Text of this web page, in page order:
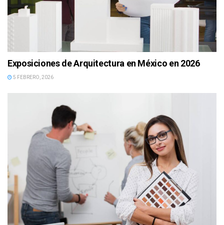
Exposiciones de Arquitectura en México en 2026
5 FEBRERO, 2026